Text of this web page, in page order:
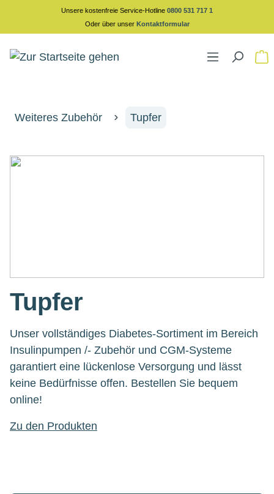
springenUnsere kostenfreie Service-Hotline 0800 531 717 1
Oder über unser Kontaktformular
Weiteres Zubehör Tupfer
Tupfer
Unser vollständiges Diabetes-Sortiment im Bereich
Insulinpumpen /- Zubehör und CGM-Systeme
garantiert eine lückenlose Versorgung und lässt
keine Bedürfnisse offen. Bestellen Sie bequem
online!
Zu den Produkten